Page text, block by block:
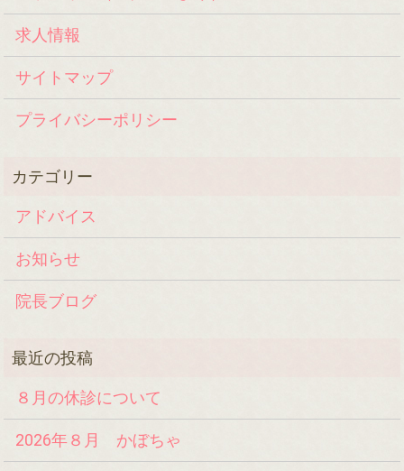
求人情報
サイトマップ
プライバシーポリシー
アドバイス
お知らせ
院長ブログ
８月の休診について
2026年８月 かぼちゃ